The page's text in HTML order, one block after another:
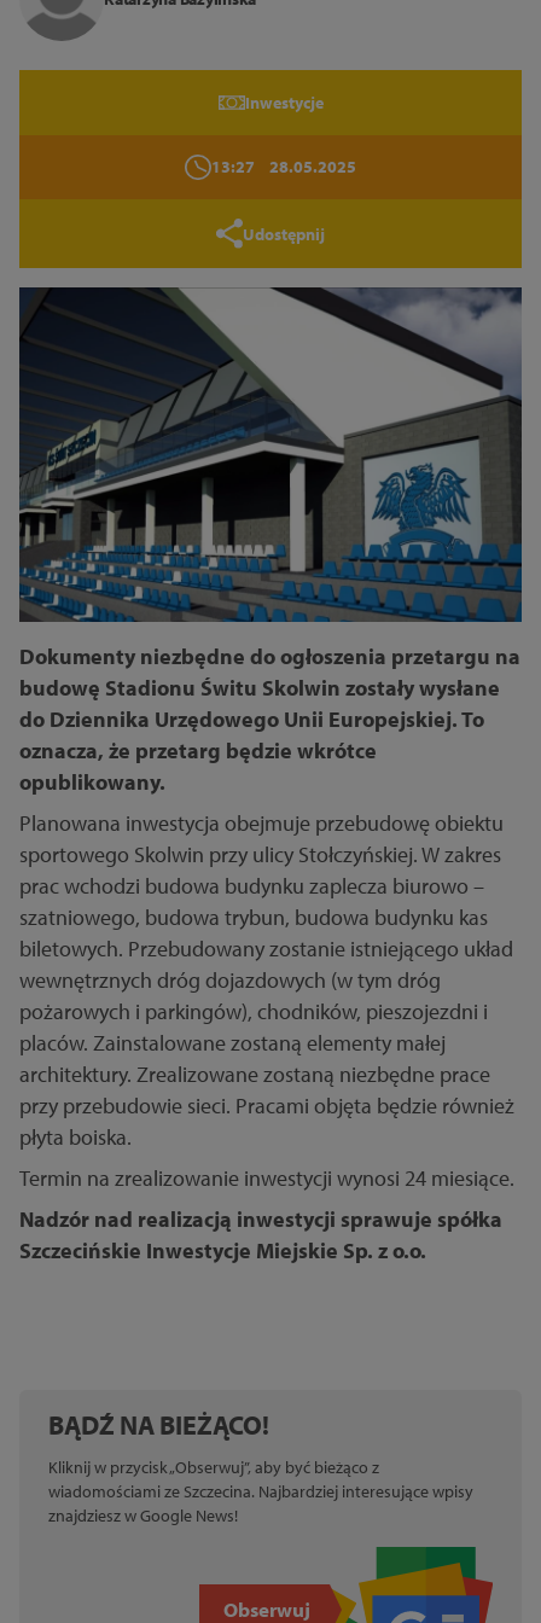
Inwestycje
13:27 28.05.2025
Udostępnij
Dokumenty niezbędne do ogłoszenia przetargu na
budowę Stadionu Świtu Skolwin zostały wysłane
do Dziennika Urzędowego Unii Europejskiej. To
oznacza, że przetarg będzie wkrótce
opublikowany.
Planowana inwestycja obejmuje przebudowę obiektu
sportowego Skolwin przy ulicy Stołczyńskiej. W zakres
prac wchodzi budowa budynku zaplecza biurowo –
szatniowego, budowa trybun, budowa budynku kas
biletowych. Przebudowany zostanie istniejącego układ
wewnętrznych dróg dojazdowych (w tym dróg
pożarowych i parkingów), chodników, pieszojezdni i
placów. Zainstalowane zostaną elementy małej
architektury. Zrealizowane zostaną niezbędne prace
przy przebudowie sieci. Pracami objęta będzie również
płyta boiska.
Termin na zrealizowanie inwestycji wynosi 24 miesiące.
Nadzór nad realizacją inwestycji sprawuje spółka
Szczecińskie Inwestycje Miejskie Sp. z o.o.
BĄDŹ NA BIEŻĄCO!
Kliknij w przycisk „Obserwuj”, aby być bieżąco z
wiadomościami ze Szczecina. Najbardziej interesujące wpisy
znajdziesz w Google News!
Obserwuj